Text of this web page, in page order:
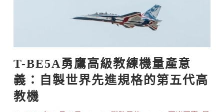
T-BE5A勇鷹高級教練機量產意
義：自製世界先進規格的第五代高
教機